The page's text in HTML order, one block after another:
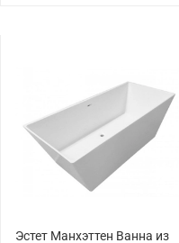
Эстет Манхэттен Ванна из